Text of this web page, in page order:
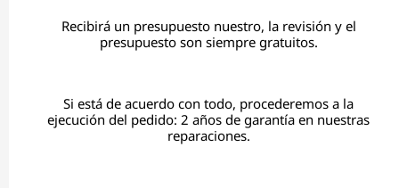
Recibirá un presupuesto nuestro, la revisión y el
presupuesto son siempre gratuitos.
Si está de acuerdo con todo, procederemos a la
ejecución del pedido: 2 años de garantía en nuestras
reparaciones.